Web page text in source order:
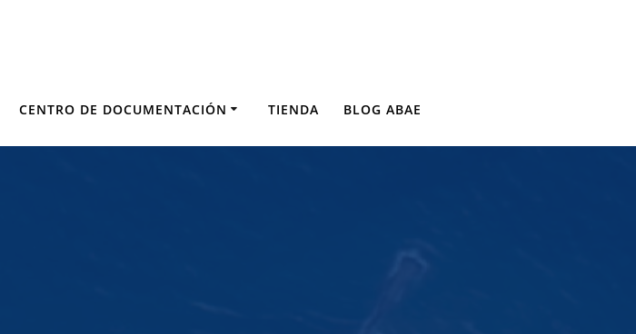
CENTRO DE DOCUMENTACIÓN TIENDA BLOG ABAE